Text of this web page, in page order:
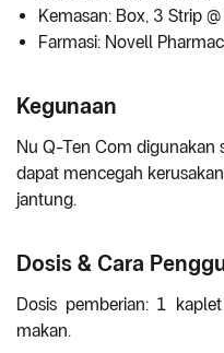
Kemasan: Box, 3 Strip
Farmasi: Novell
Kegunaan
Nu Q-Ten Com digunakan
dapat mencegah
jantung.
Dosis & Cara
Dosis pemberian: 1
makan.